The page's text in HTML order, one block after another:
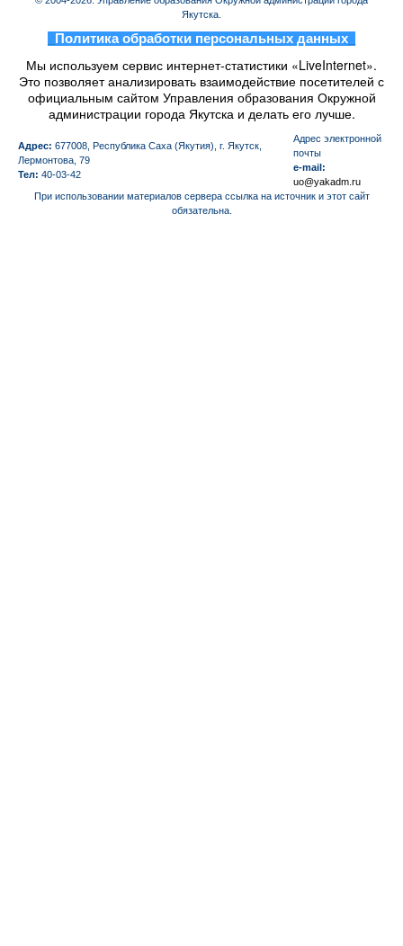
Якутска.
Политика обработки персональных данных
Мы используем сервис интернет-статистики «LiveInternet».
Это позволяет анализировать взаимодействие посетителей с
официальным сайтом Управления образования Окружной
администрации города Якутска и делать его лучше.
Адрес: 677008, Республика Саха (Якутия), г. Якутск,
Лермонтова, 79
Тел: 40-03-42
Aдрес электронной
почты
e-mail:
uo@yakadm.ru
При использовании материалов сервера ссылка на источник и этот сайт
обязательна.